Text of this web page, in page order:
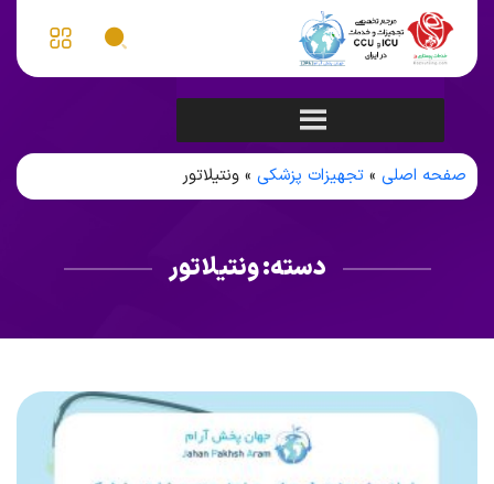
صفحه اصلی » تجهیزات پزشکی » ونتیلاتور
دسته:ونتیلاتور